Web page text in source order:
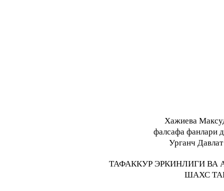
Хажиева
фалсафа фанлари
Урганч
ТАФАККУР ЭРКИНЛИГИ
ШАХС